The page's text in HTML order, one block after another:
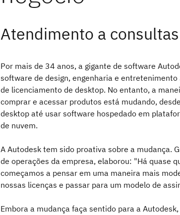
Atendimento a
Por mais de 34 anos, a gigante de software
software de design, engenharia e
de licenciamento de desktop. No entanto, a
comprar e acessar produtos está mudando,
desktop até usar software hospedado em
de nuvem.
A Autodesk tem sido proativa sobre a mudança.
de operações da empresa, elaborou: "Há quase
começamos a pensar em uma maneira mais
nossas licenças e passar para um modelo de
Embora a mudança faça sentido para a